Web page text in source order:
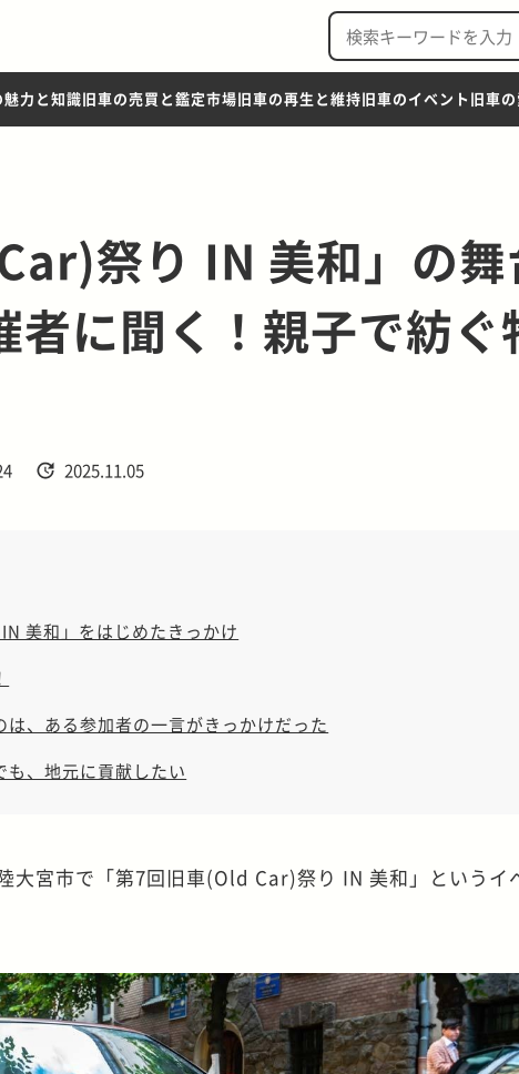
魅力と知識旧車の売買と鑑定市場旧車の再生と維持旧車のイベント 旧車
祭り IN 美和」の舞
者に聞く！親子で紡ぐ
2025.11.05
美和」をはじめたきっかけ
、ある参加者の一言がきっかけだった
、地元に貢献したい
大宮市で「第7回旧車(Old Car)祭り IN 美和」というイ